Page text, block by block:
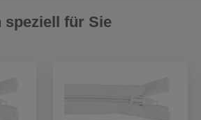
speziell für Sie